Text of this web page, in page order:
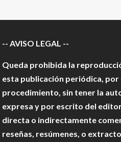
-- AVISO LEGAL --
Queda prohibida la
esta publicación periódica, por
procedimiento, sin tener la
expresa y por escrito del
directa o indirectamente
reseñas, resúmenes, o